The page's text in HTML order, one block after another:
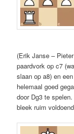
(Erik Janse –
paardvork op c7
slaan op a8) en
helemaal goed
door Dg3 te
bleek ruim